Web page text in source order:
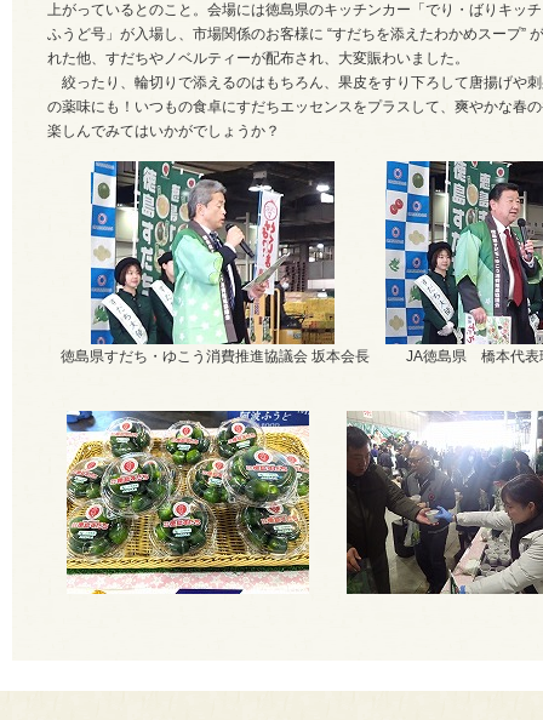
上がっているとのこと。 会場には徳島県のキッチンカー「でり・ばりキッ
ふうど号」が入場し、市場関係のお客様に “すだちを添えたわかめスープ”
れた他、すだちやノベルティーが配布され、大変賑わいました。
絞ったり、輪切りで添えるのはもちろん、果皮をすり下ろして唐揚げや
の薬味にも！ いつもの食卓にすだちエッセンスをプラスして、爽やかな春
楽しんでみてはいかがでしょうか？
徳島県すだち・ゆこう消費推進協議会 坂本会長 JA徳島県 橋本代表